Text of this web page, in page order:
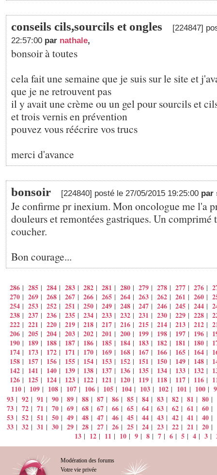
conseils cils,sourcils et ongles
[224847]
22:57:00 par nathale,
bonsoir à toutes
cela fait une semaine que je suis sur le site et
que je ne retrouvent pas
il y avait une crème ou un gel pour sourcils et
et trois vernis en prévention
pouvez vous réécrire vos trucs
merci d'avance
bonsoir [224840] posté le 27/05/2015 19:25:00 par
Je confirme pr inexium. Mon oncologue me l'a
douleurs et remontées gastriques. Un comprimé
coucher.
Bon courage...
286 | 285 | 284 | 283 | 282 | 281 | 280 | 279 | 278 | 277 | 276 |
270 | 269 | 268 | 267 | 266 | 265 | 264 | 263 | 262 | 261 | 260 |
254 | 253 | 252 | 251 | 250 | 249 | 248 | 247 | 246 | 245 | 244 |
238 | 237 | 236 | 235 | 234 | 233 | 232 | 231 | 230 | 229 | 228 |
222 | 221 | 220 | 219 | 218 | 217 | 216 | 215 | 214 | 213 | 212 |
206 | 205 | 204 | 203 | 202 | 201 | 200 | 199 | 198 | 197 | 196 |
190 | 189 | 188 | 187 | 186 | 185 | 184 | 183 | 182 | 181 | 180 |
174 | 173 | 172 | 171 | 170 | 169 | 168 | 167 | 166 | 165 | 164 |
158 | 157 | 156 | 155 | 154 | 153 | 152 | 151 | 150 | 149 | 148 |
142 | 141 | 140 | 139 | 138 | 137 | 136 | 135 | 134 | 133 | 132 |
126 | 125 | 124 | 123 | 122 | 121 | 120 | 119 | 118 | 117 | 116 |
110 | 109 | 108 | 107 | 106 | 105 | 104 | 103 | 102 | 101 | 100 |
93 | 92 | 91 | 90 | 89 | 88 | 87 | 86 | 85 | 84 | 83 | 82 | 81 | 80 |
73 | 72 | 71 | 70 | 69 | 68 | 67 | 66 | 65 | 64 | 63 | 62 | 61 | 60 |
53 | 52 | 51 | 50 | 49 | 48 | 47 | 46 | 45 | 44 | 43 | 42 | 41 | 40 |
33 | 32 | 31 | 30 | 29 | 28 | 27 | 26 | 25 | 24 | 23 | 22 | 21 | 20 |
13 | 12 | 11 | 10 | 9 | 8 | 7 | 6 | 5 | 4 | 3 |
Modération des forums
Votre vie privée